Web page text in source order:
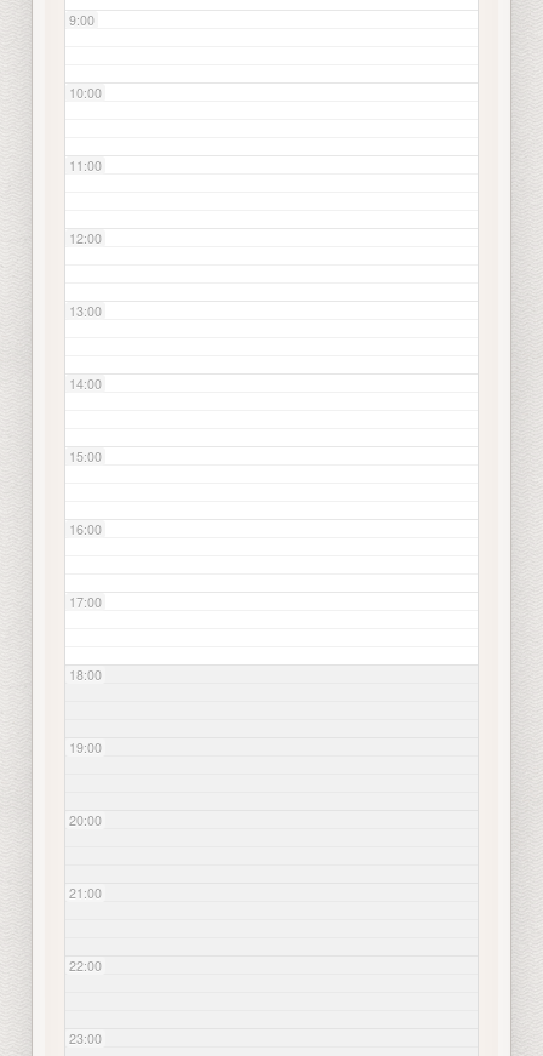
9:00
10:00
11:00
12:00
13:00
14:00
15:00
16:00
17:00
18:00
19:00
20:00
21:00
22:00
23:00